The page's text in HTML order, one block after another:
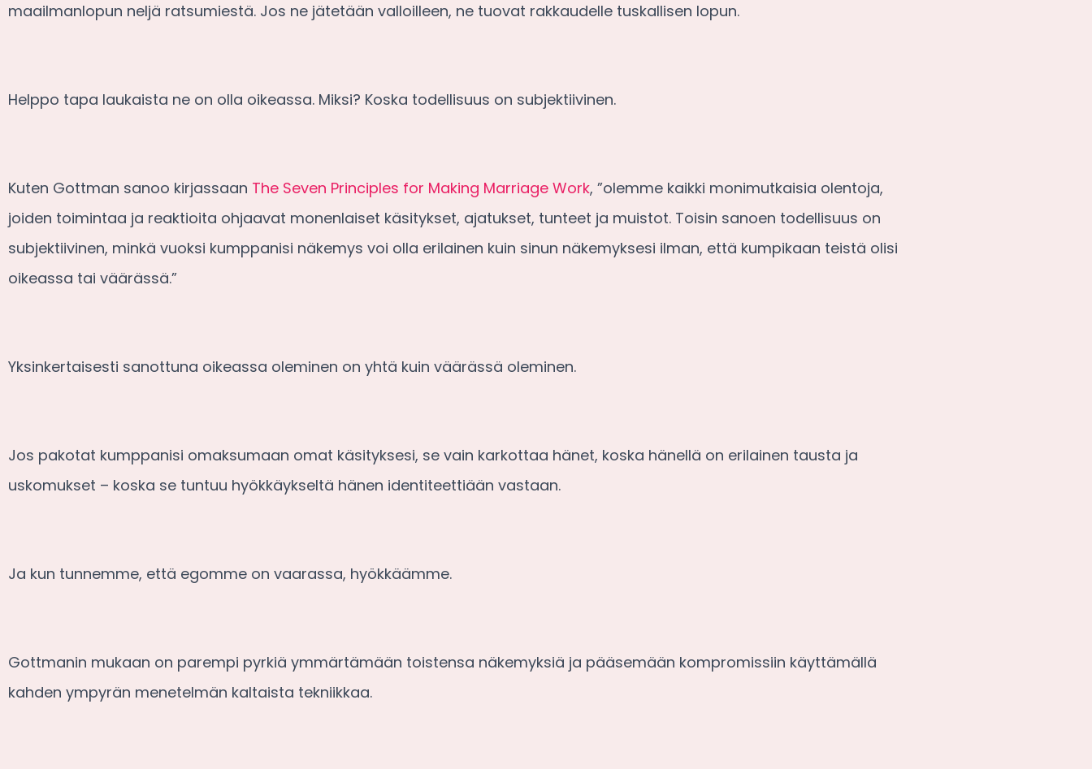
maailmanlopun neljä ratsumiestä. Jos ne jätetään valloilleen, ne tuovat rakkaudelle tuskallisen lopun.
Helppo tapa laukaista ne on olla oikeassa. Miksi? Koska todellisuus on subjektiivinen.
Kuten Gottman sanoo kirjassaan The Seven Principles for Making Marriage Work, ”olemme kaikki monimutkaisia olentoja,
joiden toimintaa ja reaktioita ohjaavat monenlaiset käsitykset, ajatukset, tunteet ja muistot. Toisin sanoen todellisuus on
subjektiivinen, minkä vuoksi kumppanisi näkemys voi olla erilainen kuin sinun näkemyksesi ilman, että kumpikaan teistä olisi
oikeassa tai väärässä.”
Yksinkertaisesti sanottuna oikeassa oleminen on yhtä kuin väärässä oleminen.
Jos pakotat kumppanisi omaksumaan omat käsityksesi, se vain karkottaa hänet, koska hänellä on erilainen tausta ja
uskomukset – koska se tuntuu hyökkäykseltä hänen identiteettiään vastaan.
Ja kun tunnemme, että egomme on vaarassa, hyökkäämme.
Gottmanin mukaan on parempi pyrkiä ymmärtämään toistensa näkemyksiä ja pääsemään kompromissiin käyttämällä
kahden ympyrän menetelmän kaltaista tekniikkaa.